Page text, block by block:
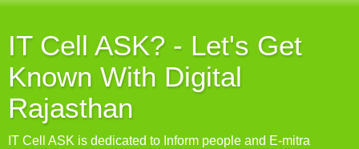
IT Cell ASK? - Let's Get
Known With Digital
Rajasthan
IT Cell ASK is dedicated to Inform people and E-mitra